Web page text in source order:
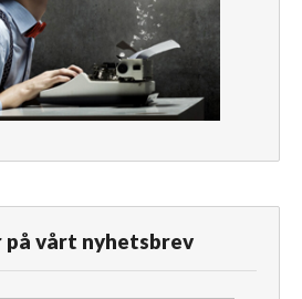
på vårt nyhetsbrev